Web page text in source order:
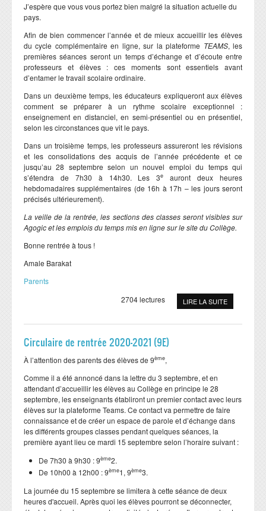
J’espère que vous vous portez bien malgré la situation actuelle du
pays.
Afin de bien commencer l’année et de mieux accueillir les élèves
du cycle complémentaire en ligne, sur la plateforme TEAMS, les
premières séances seront un temps d’échange et d’écoute entre
professeurs et élèves : ces moments sont essentiels avant
d’entamer le travail scolaire ordinaire.
Dans un deuxième temps, les éducateurs expliqueront aux élèves
comment se préparer à un rythme scolaire exceptionnel :
enseignement en distanciel, en semi-présentiel ou en présentiel,
selon les circonstances que vit le pays.
Dans un troisième temps, les professeurs assureront les révisions
et les consolidations des acquis de l’année précédente et ce
jusqu’au 28 septembre selon un nouvel emploi du temps qui
s’étendra de 7h30 à 14h30. Les 3e
auront deux heures
hebdomadaires supplémentaires (de 16h à 17h – les jours seront
précisés ultérieurement).
La veille de la rentrée, les sections des classes seront visibles sur
Agogic et les emplois du temps mis en ligne sur le site du Collège.
Bonne rentrée à tous !
Amale Barakat
Parents
LIRE LA SUITE
2704 lectures
Circulaire de rentrée 2020-2021 (9E)
À l’attention des parents des élèves de 9ème,
Comme il a été annoncé dans la lettre du 3 septembre, et en
attendant d’accueillir les élèves au Collège en principe le 28
septembre, les enseignants établiront un premier contact avec leurs
élèves sur la plateforme Teams. Ce contact va permettre de faire
connaissance et de créer un espace de parole et d’échange dans
les différents groupes classes pendant quelques séances, la
première ayant lieu ce mardi 15 septembre selon l’horaire suivant :
De 7h30 à 9h30 : 9ème2.
De 10h00 à 12h00 : 9ème1, 9ème3.
La journée du 15 septembre se limitera à cette séance de deux
heures d'accueil. Après quoi les élèves pourront se déconnecter,